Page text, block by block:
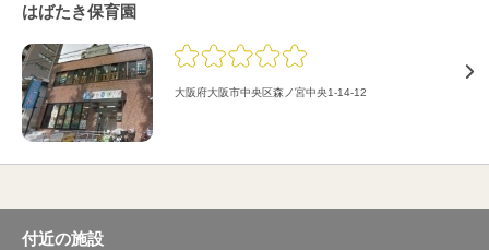
はばたき保育園
大阪府大阪市中央区森ノ宮中央1-14-12
付近の施設